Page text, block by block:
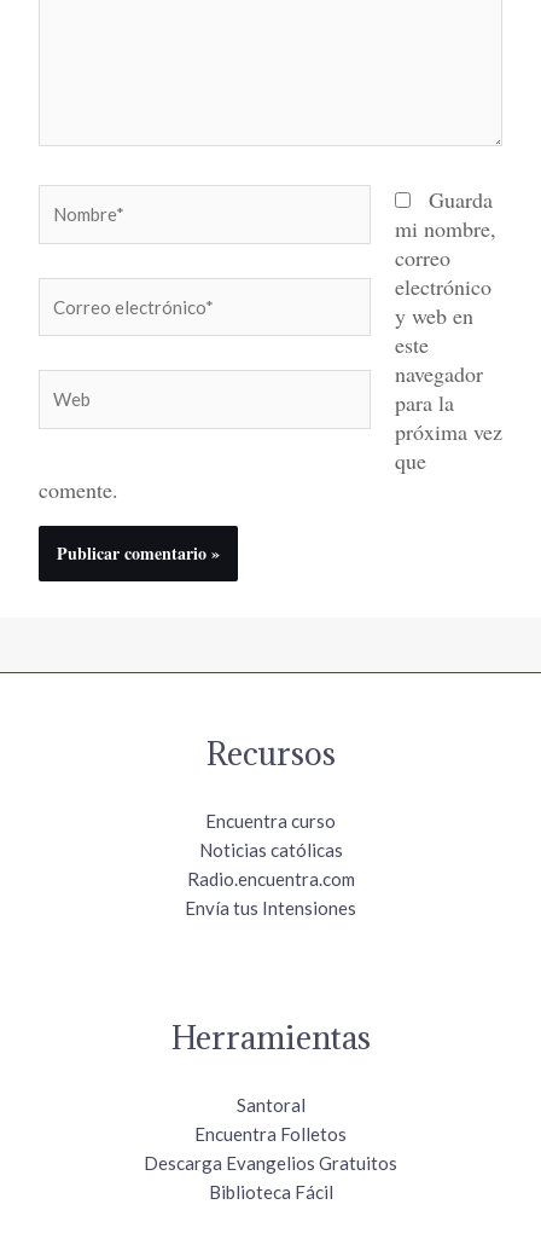
electrónico*
Guarda
mi nombre,
correo
electrónico
y web en
este
navegador
para la
próxima vez
que
comente.
Recursos
Encuentra curso
Noticias católicas
Radio.encuentra.com
Envía tus Intensiones
Herramientas
Santoral
Encuentra Folletos
Descarga Evangelios Gratuitos
Biblioteca Fácil